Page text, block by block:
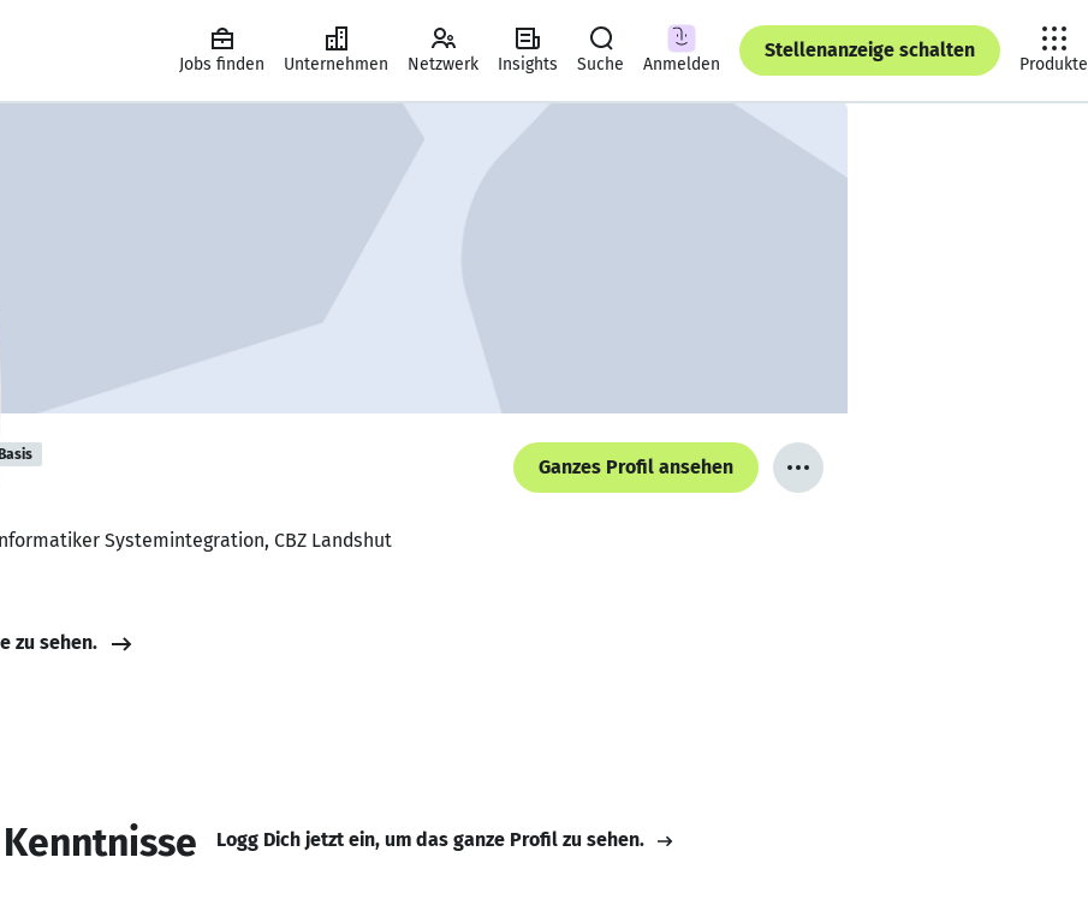
Jobs finden Unternehmen Netzwerk Insights Suche Anmelden
Stellenanzeige schalten
Produkte
Basis
Ganzes Profil ansehen
Systemintegration, CBZ Landshut
zu sehen.
Logg Dich jetzt ein, um das ganze Profil zu sehen.